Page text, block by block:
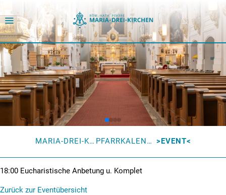
MARIA-DREI-KIRCHEN PFARRKALENDER EVENT
18:00 Eucharistische Anbetung u. Komplet
Zurück zur Eventübersicht